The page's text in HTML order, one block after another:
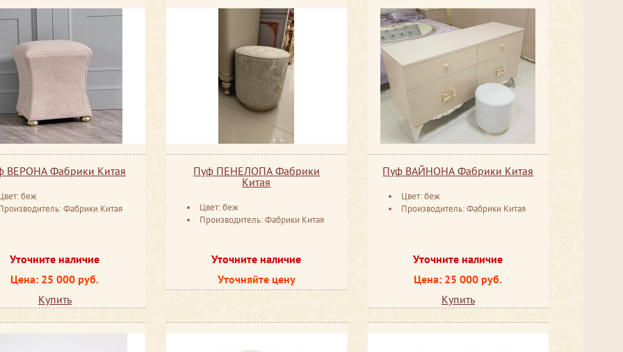
ВЕРОНА Фабрики Китая
беж
Фабрики Китая
Уточните наличие
Цена: 25 000 руб.
Купить
Пуф ПЕНЕЛОПА Фабрики
Китая
Цвет: беж
Производитель: Фабрики Китая
Уточните наличие
Уточняйте цену
Пуф ВАЙНОНА Фабрики Китая
Цвет: беж
Производитель: Фабрики Китая
Уточните наличие
Цена: 25 000 руб.
Купить